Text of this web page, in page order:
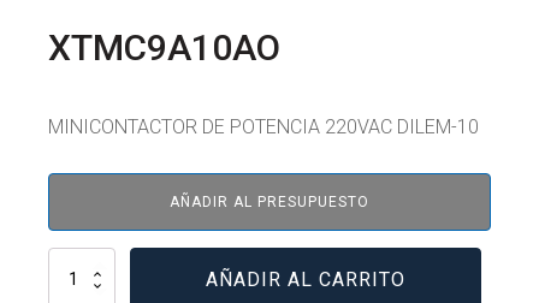
XTMC9A10AO
MINICONTACTOR DE POTENCIA 220VAC DILEM-10
AÑADIR AL PRESUPUESTO
XTMC9A10AO
cantidad
AÑADIR AL CARRITO